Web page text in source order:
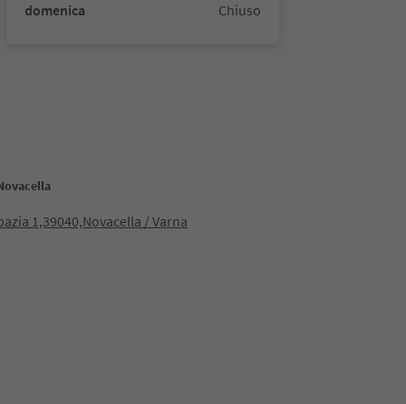
domenica
Chiuso
1,39040,Novacella / Varna